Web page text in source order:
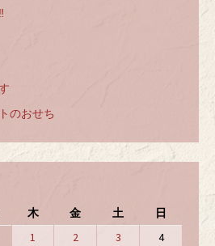
のおせち
木 金 土 日
1 2 3
4